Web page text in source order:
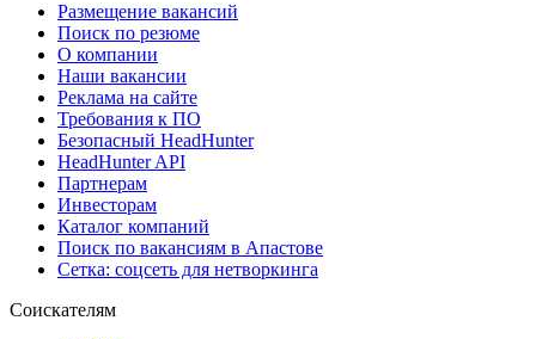
Размещение вакансий
Поиск по резюме
О компании
Наши вакансии
Реклама на сайте
Требования к ПО
Безопасный HeadHunter
HeadHunter API
Партнерам
Инвесторам
Каталог компаний
Поиск по вакансиям в Апастове
Сетка: соцсеть для нетворкинга
Соискателям